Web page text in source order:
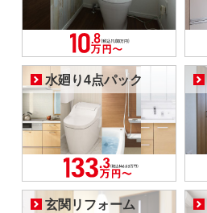
水廻り4点パック
玄関リフォーム